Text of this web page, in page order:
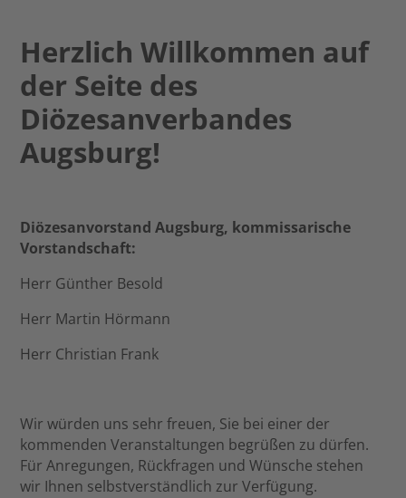
Herzlich Willkommen auf
der Seite des
Diözesanverbandes
Augsburg!
Diözesanvorstand Augsburg, kommissarische
Vorstandschaft:
Herr Günther Besold
Herr Martin Hörmann
Herr Christian Frank
Wir würden uns sehr freuen, Sie bei einer der
kommenden Veranstaltungen begrüßen zu dürfen.
Für Anregungen, Rückfragen und Wünsche stehen
wir Ihnen selbstverständlich zur Verfügung.